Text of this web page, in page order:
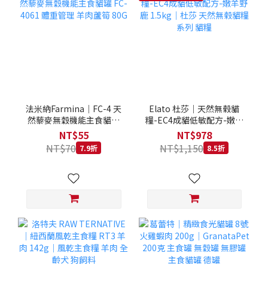
法米納Farmina｜FC-4 天
然藜麥無穀機能主食貓罐
FC-4061 體重管理 羊肉蘆
筍 80G
NT$55
NT$70 7.9折
Elato 杜莎｜天然無榖貓
糧-EC4成貓低敏配方-嫩羊
野鹿 1.5kg｜杜莎 天然無
榖貓糧系列 貓糧
NT$978
NT$1,150 8.5折